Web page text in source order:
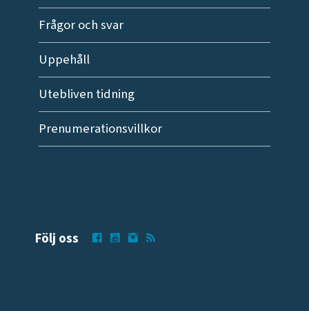
Frågor och svar
Uppehåll
Utebliven tidning
Prenumerationsvillkor
Följ oss